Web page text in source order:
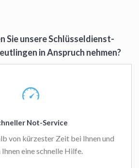
Sie unsere Schlüsseldienst-
in Anspruch nehmen?
Not-Service
von kürzester Zeit bei Ihnen und
Ihnen eine schnelle Hilfe.